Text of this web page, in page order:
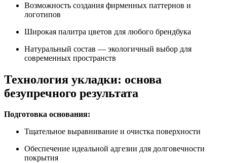
Возможность создания фирменных паттернов и
логотипов
Широкая палитра цветов для любого брендбука
Натуральный состав — экологичный выбор для
современных пространств
Технология укладки: основа
безупречного результата
Подготовка основания:
Тщательное выравнивание и очистка поверхности
Обеспечение идеальной адгезии для долговечности
покрытия